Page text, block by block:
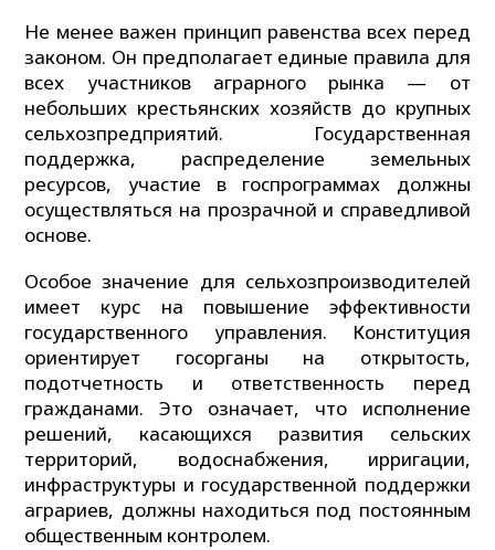
Не менее важен принцип равенства всех перед
законом. Он предполагает единые правила для
всех участников аграрного рынка — от
небольших крестьянских хозяйств до крупных
сельхозпредприятий. Государственная
поддержка, распределение земельных
ресурсов, участие в госпрограммах должны
осуществляться на прозрачной и справедливой
основе.
Особое значение для сельхозпроизводителей
имеет курс на повышение эффективности
государственного управления. Конституция
ориентирует госорганы на открытость,
подотчетность и ответственность перед
гражданами. Это означает, что исполнение
решений, касающихся развития сельских
территорий, водоснабжения, ирригации,
инфраструктуры и государственной поддержки
аграриев, должны находиться под постоянным
общественным контролем.